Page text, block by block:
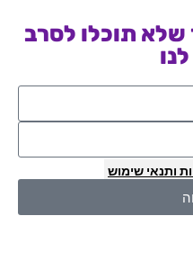
תוכלו לסרב
ותנאי שימוש